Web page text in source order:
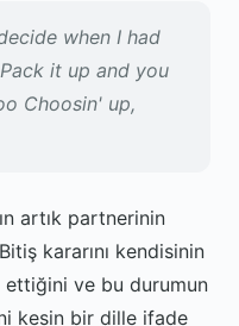
when I had
it up and you
Choosin' up,
artık partnerinin
kararını kendisinin
ve bu durumun
kesin bir dille ifade